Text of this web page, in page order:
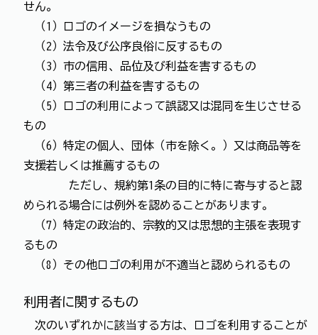
せん。
（1）ロゴのイメージを損なうもの
（2）法令及び公序良俗に反するもの
（3）市の信用、品位及び利益を害するもの
（4）第三者の利益を害するもの
（5）ロゴの利用によって誤認又は混同を生じさせる
もの
（6）特定の個人、団体（市を除く。）又は商品等を
支援若しくは推薦するもの
ただし、規約第1条の目的に特に寄与すると認
められる場合には例外を認めることがあります。
（7）特定の政治的、宗教的又は思想的主張を表現す
るもの
（8）その他ロゴの利用が不適当と認められるもの
利用者に関するもの
次のいずれかに該当する方は、ロゴを利用することが